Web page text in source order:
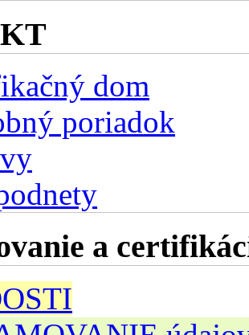
dom
poriadok
a